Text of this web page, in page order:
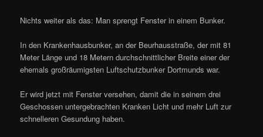
Nichts weiter als das: Man sprengt Fenster in einem Bunker.
In den Krankenhausbunker, an der Beurhausstraße, der mit 81
Meter Länge und 18 Metern durchschnittlicher Breite einer der
ehemals großräumigsten Luftschutzbunker Dortmunds war.
Er wird jetzt mit Fenster versehen, damit die in seinem drei
Geschossen untergebrachten Kranken Licht und mehr Luft zur
schnelleren Gesundung haben.